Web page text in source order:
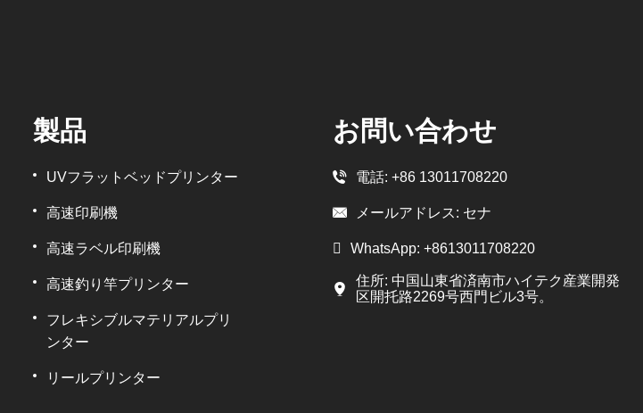
製品
UVフラットベッドプリンター
高速印刷機
高速ラベル印刷機
高速釣り竿プリンター
フレキシブルマテリアルプリ
ンター
リールプリンター
お問い合わせ
電話:+86 13011708220
メールアドレス: セナ
WhatsApp:+8613011708220
住所: 中国山東省済南市ハイテク産業開発
区開托路2269号西門ビル3号。